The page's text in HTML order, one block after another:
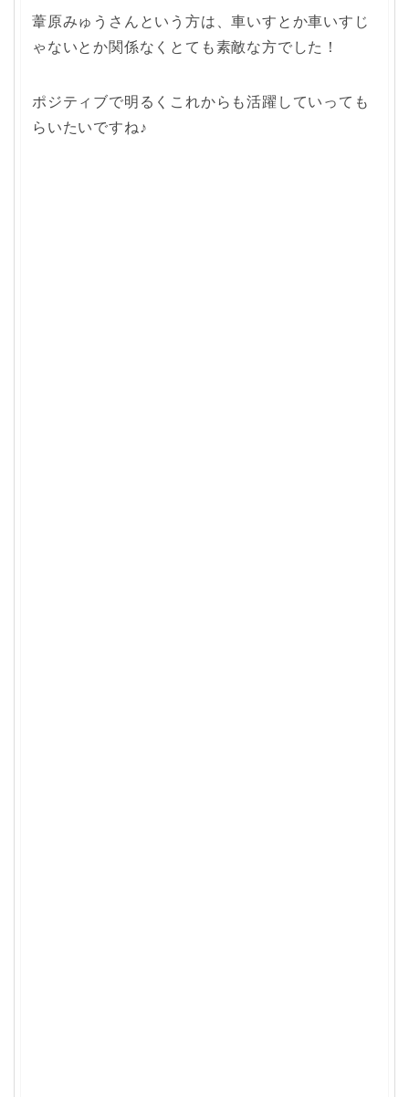
葦原みゅうさんという方は、車いすとか車いすじ
ゃないとか関係なくとても素敵な方でした！
ポジティブで明るくこれからも活躍していっても
らいたいですね♪